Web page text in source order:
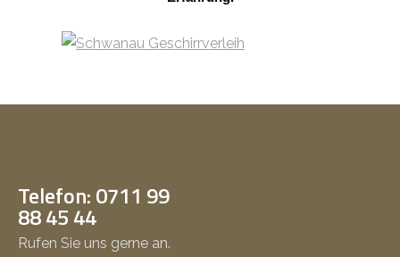
Telefon: 0711 99
88 45 44
Rufen Sie uns gerne an.